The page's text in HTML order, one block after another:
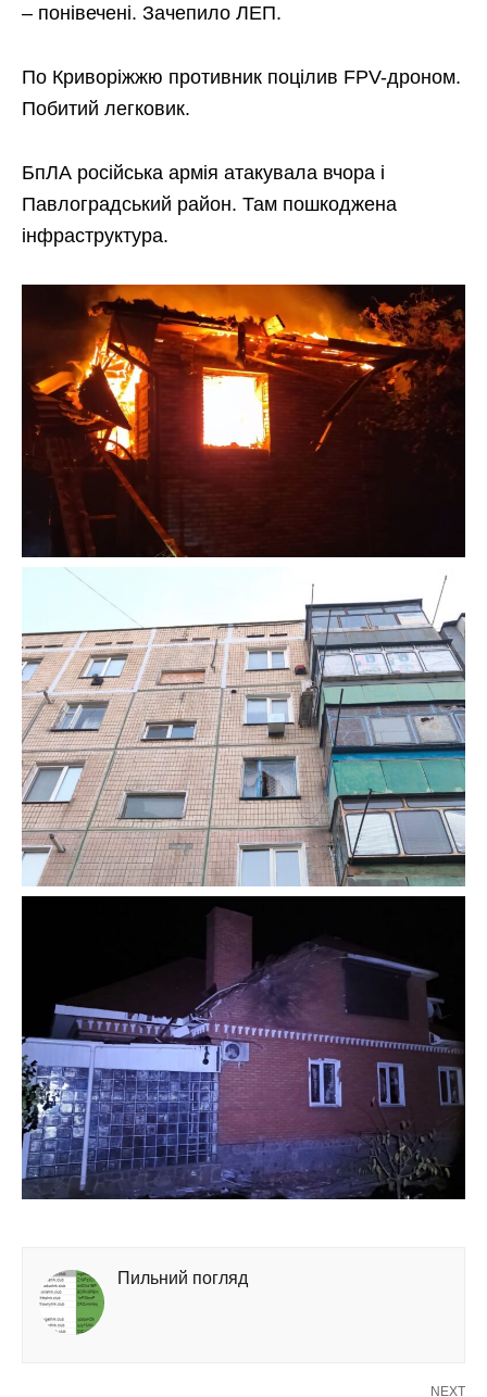
– понівечені. Зачепило ЛЕП.
По Криворіжжю противник поцілив FPV-дроном.
Побитий легковик.
БпЛА російська армія атакувала вчора і
Павлоградський район. Там пошкоджена
інфраструктура.
Пильний погляд
NEXT